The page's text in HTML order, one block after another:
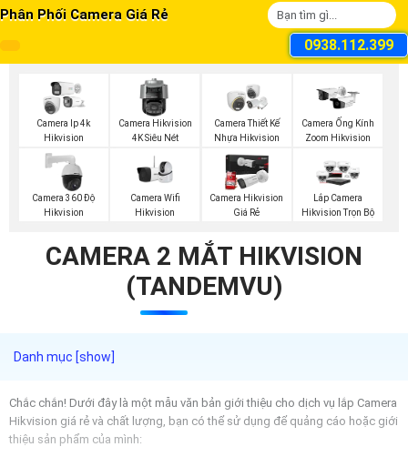
Phân Phối Camera Giá Rẻ
0938.112.399
Camera Ip 4k
Hikvision
Camera Hikvision
4K Siêu Nét
Camera Thiết Kế
Nhựa Hikvision
Camera Ống Kính
Zoom Hikvision
Camera 360 Độ
Hikvision
Camera Wifi
Hikvision
Camera Hikvision
Giá Rẻ
Lắp Camera
Hikvision Trọn Bộ
CAMERA 2 MẮT HIKVISION
(TANDEMVU)
Chắc chắn! Dưới đây là một mẫu văn bản giới thiệu cho dịch vụ lắp Camera
Hikvision giá rẻ và chất lượng, bạn có thể sử dụng để quảng cáo hoặc giới
thiệu sản phẩm của mình: